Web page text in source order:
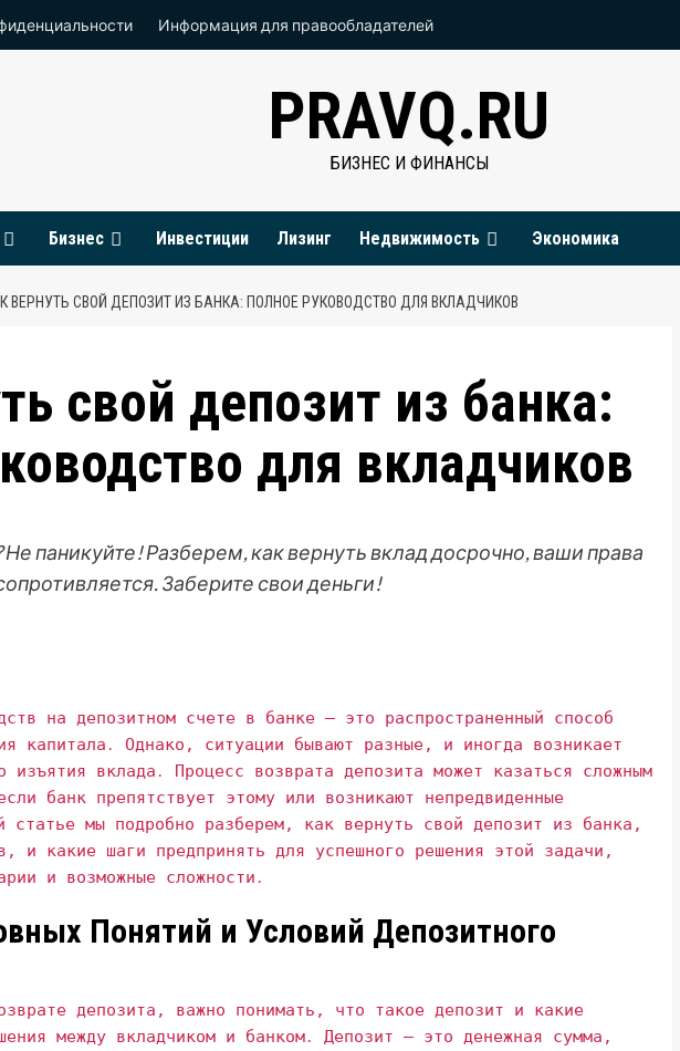
Информация для правообладателей
PRAVQ.RU
БИЗНЕС И ФИНАНСЫ
Бизнес Инвестиции Лизинг Недвижимость Экономика
ВЕРНУТЬ СВОЙ ДЕПОЗИТ ИЗ БАНКА: ПОЛНОЕ РУКОВОДСТВО ДЛЯ ВКЛАДЧИКОВ
свой депозит из банка:
для вкладчиков
Не паникуйте! Разберем, как вернуть вклад досрочно, ваши права
Заберите свои деньги!
на депозитном счете в банке – это распространенный способ
капитала․ Однако‚ ситуации бывают разные‚ и иногда возникает
изъятия вклада․ Процесс возврата депозита может казаться сложным
банк препятствует этому или возникают непредвиденные
статье мы подробно разберем‚ как вернуть свой депозит из банка‚
и какие шаги предпринять для успешного решения этой задачи‚
и возможные сложности․
Понятий и Условий Депозитного
депозита‚ важно понимать‚ что такое депозит и какие
между вкладчиком и банком․ Депозит – это денежная сумма‚